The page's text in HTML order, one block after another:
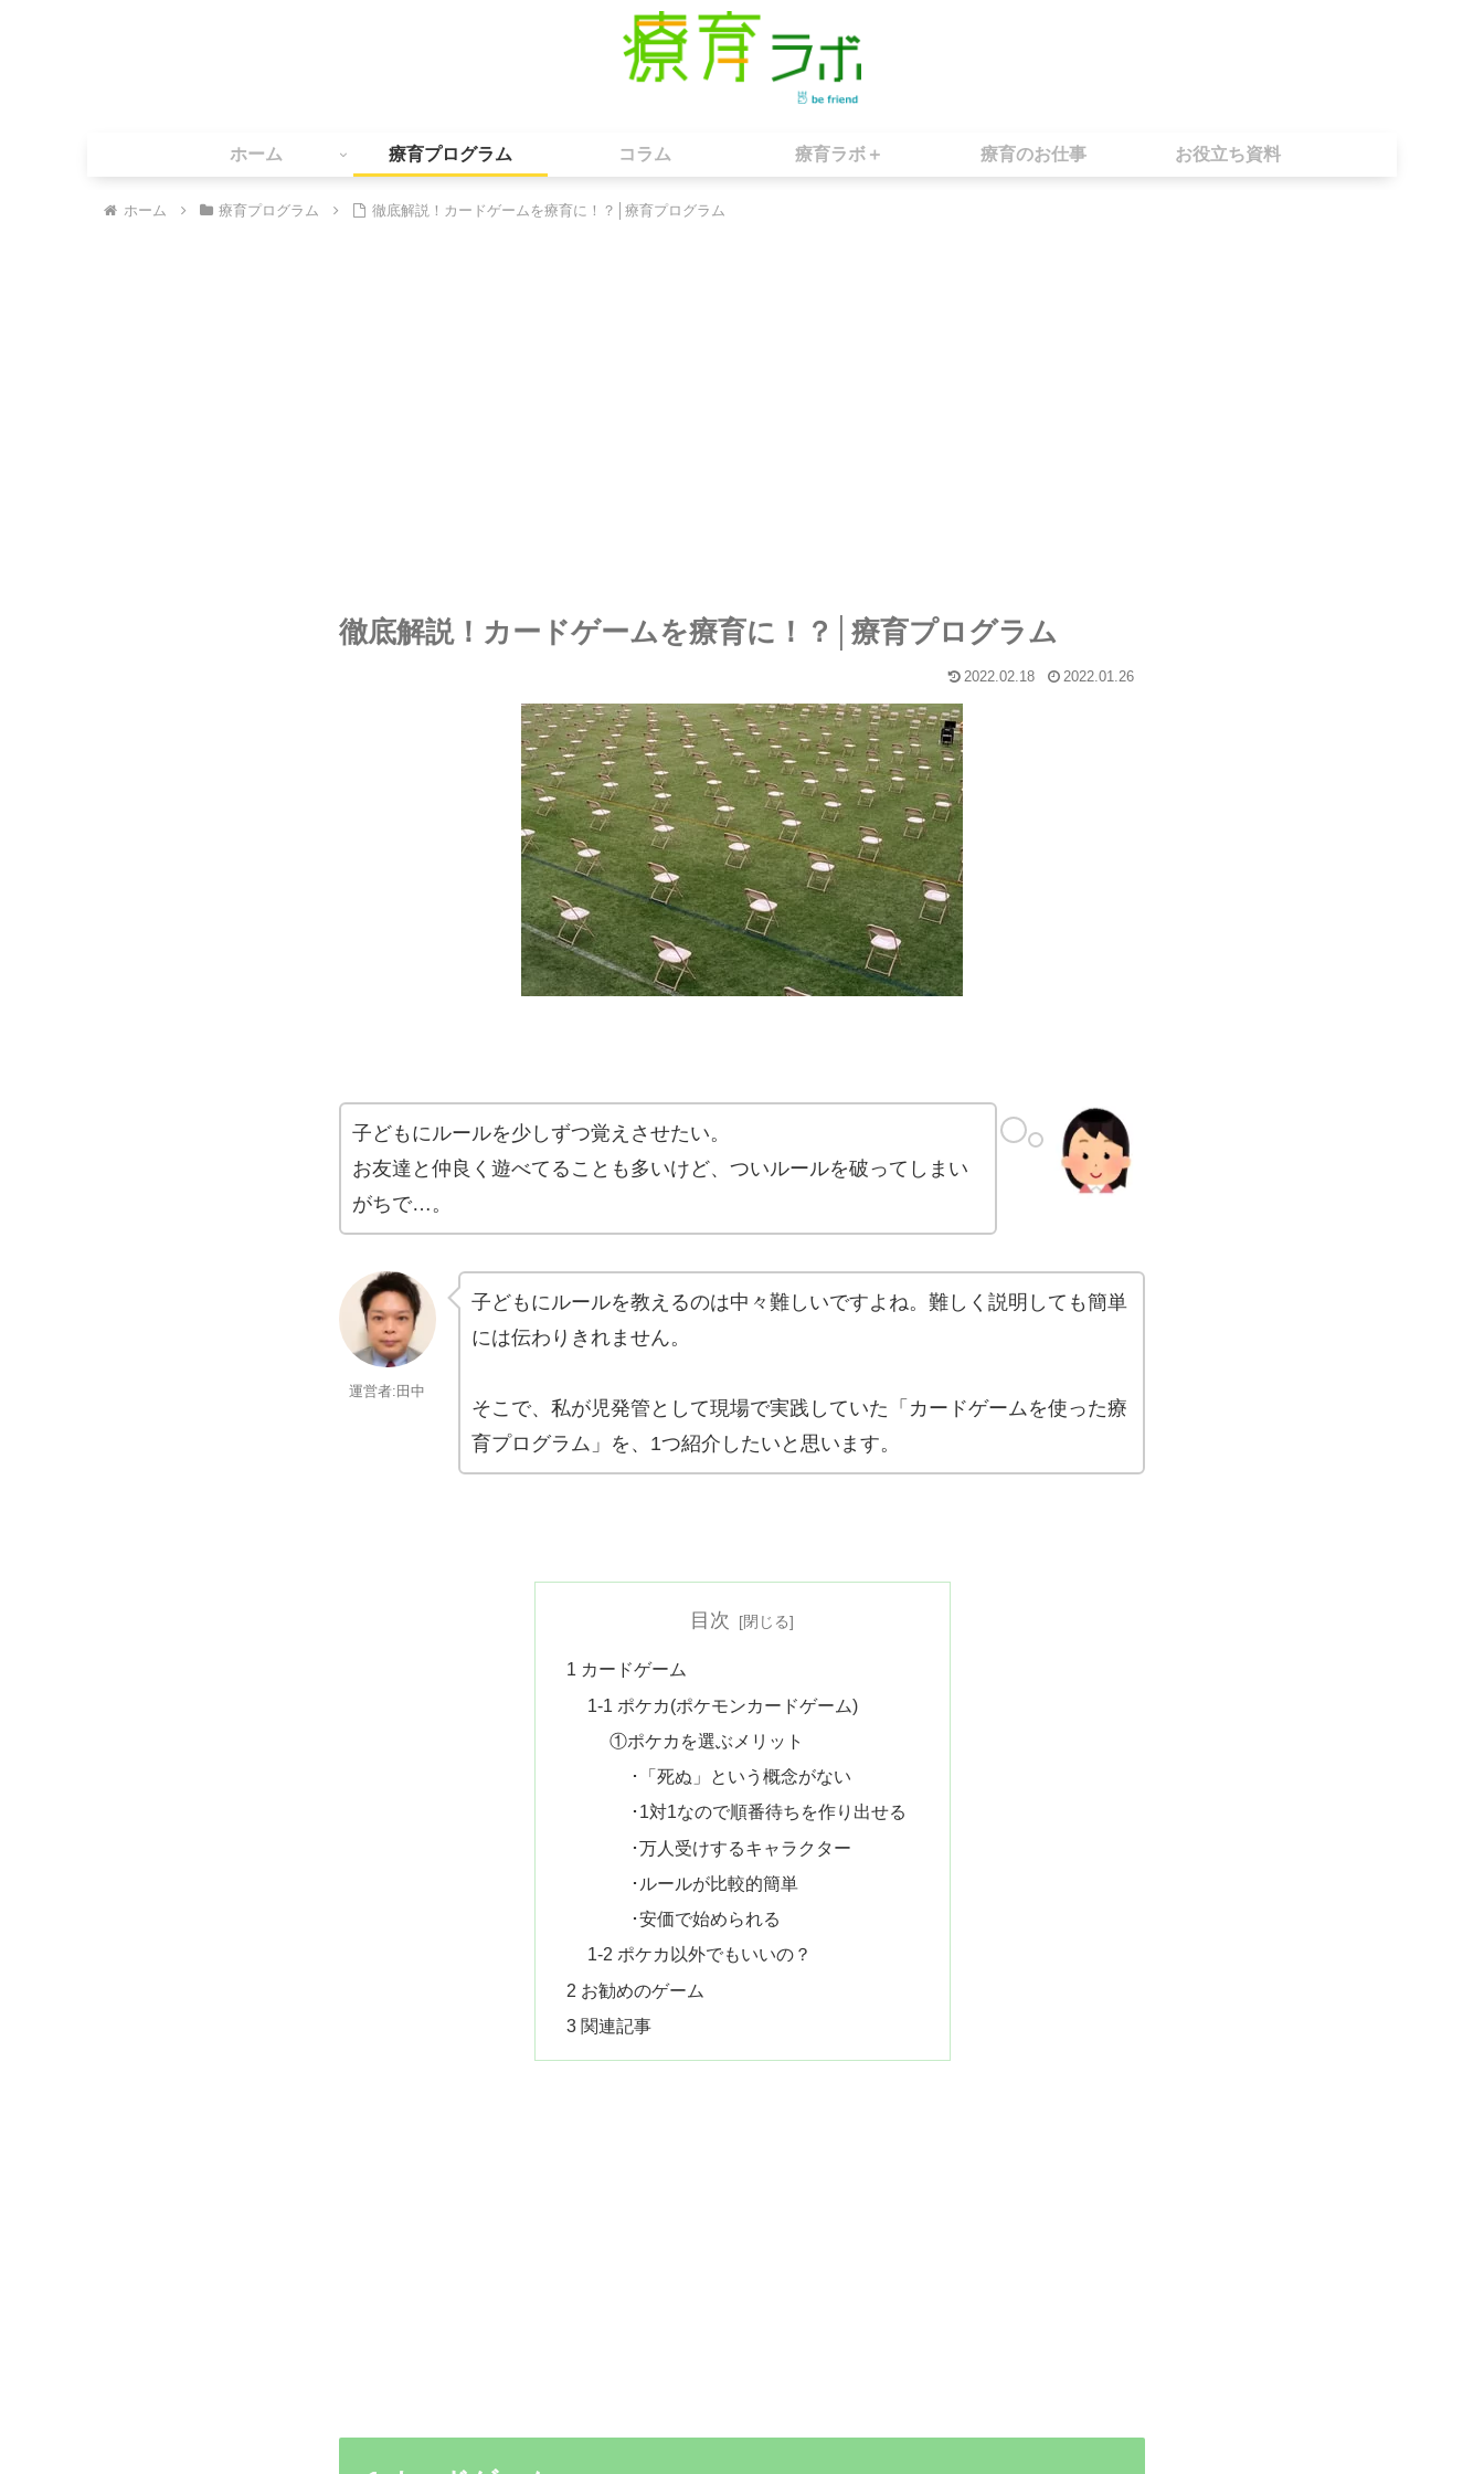
ホーム 療育プログラム コラム 療育ラボ＋ 療育のお仕事 お役立ち資料
ホーム 療育プログラム 徹底解説！カードゲームを療育に！？│療育プログラム
徹底解説！カードゲームを療育に！？│療育プログラム
2022.02.18 2022.01.26
子どもにルールを少しずつ覚えさせたい。
お友達と仲良く遊べてることも多いけど、ついルールを破ってしまい
がちで…。
運営者:田中
子どもにルールを教えるのは中々難しいですよね。難しく説明しても簡単
には伝わりきれません。
そこで、私が児発管として現場で実践していた「カードゲームを使った療
育プログラム」を、1つ紹介したいと思います。
目次
1 カードゲーム
1-1 ポケカ(ポケモンカードゲーム)
①ポケカを選ぶメリット
･「死ぬ」という概念がない
･1対1なので順番待ちを作り出せる
･万人受けするキャラクター
･ルールが比較的簡単
･安価で始められる
1-2 ポケカ以外でもいいの？
2 お勧めのゲーム
3 関連記事